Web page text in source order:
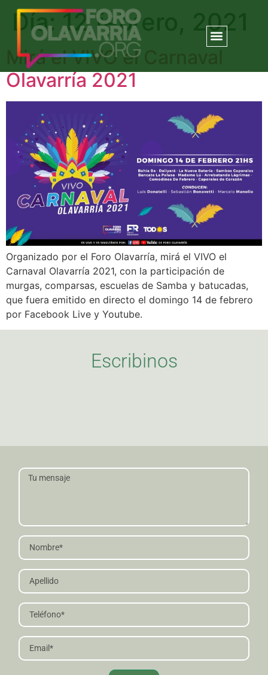
Día:12 febrero, 2021
Mirá el VIVO el Carnaval
Olavarría 2021
Organizado por el Foro Olavarría, mirá el VIVO el
Carnaval Olavarría 2021, con la participación de
murgas, comparsas, escuelas de Samba y batucadas,
que fuera emitido en directo el domingo 14 de febrero
por Facebook Live y Youtube.
Escribinos